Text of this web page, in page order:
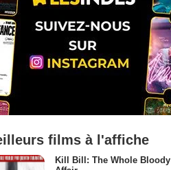
films à l'affiche
Kill Bill: The Whole Bloody